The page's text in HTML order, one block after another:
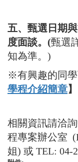
五、甄選日期與
度面談。(甄選
知為準。)
※有興趣的同
學程介紹簡章】
相關資訊請洽
程專案辦公室
姐) 或 TEL: 04-